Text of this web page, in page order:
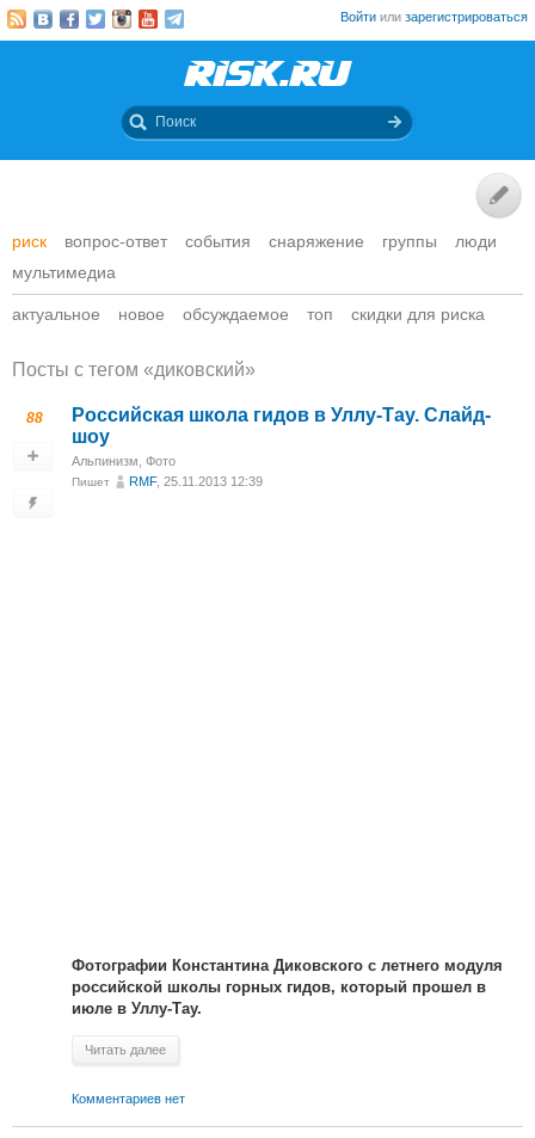
Войти или зарегистрироваться
риск вопрос-ответ события снаряжение группы
люди
мультимедиа
актуальное новое обсуждаемое топ скидки для риска
Посты c тегом «диковский»
88
Российская школа гидов в Уллу-Тау. Слайд-
шоу
Альпинизм Фото
Пишет RMF, 25.11.2013 12:39
Фотографии Константина Диковского с летнего модуля
российской школы горных гидов, который прошел в
июле в Уллу-Тау.
Читать далее
Комментариев нет